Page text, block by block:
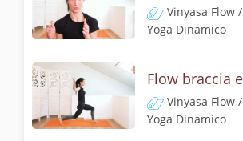
Vinyasa Flow /
Yoga Dinamico
Vinyasa Flow /
Yoga Dinamico